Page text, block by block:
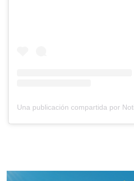
Una publicación compartida por